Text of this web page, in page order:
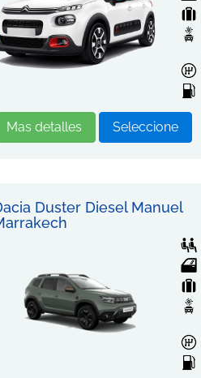
Mas detalles Seleccione
Duster Diesel Manuel